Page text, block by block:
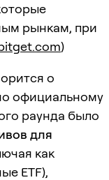
рынкам, при
)
о
официальному
раунда было
для
как
ETF),